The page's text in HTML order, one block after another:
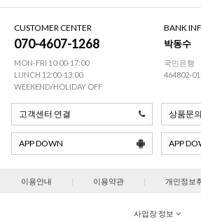
CUSTOMER CENTER
070-4607-1268
MON-FRI 10:00-17:00
LUNCH 12:00-13:00
WEEKEND/HOLIDAY OFF
BANK
박동수
국민은행
464802-
고객센터 연결 상품문
APP DOWN APP
이용안내 | 이용약관 | 개인정보
사업장 정보